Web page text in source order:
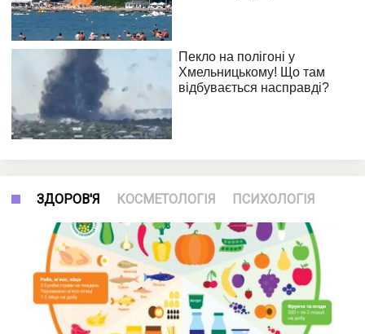
ЗДОРОВ'Я КОСМЕТОЛОГІЯ ПСИХОЛОГІЯ